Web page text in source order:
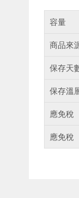
容量
商品來
保存天
保存溫
應免稅
應免稅